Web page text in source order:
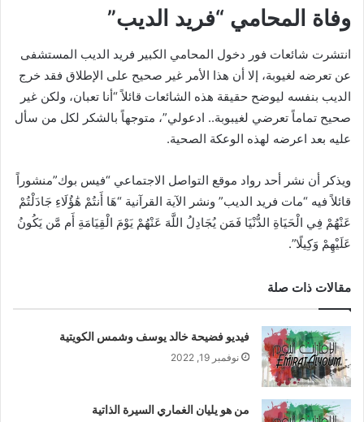
وفاة المحامي “فريد الديب”
انتشرت شائعات فور دخول المحامي الكبير فريد الديب المستشفى
عن تعرضه لغيوبة، إلا أن هذا الأمر غير صحيح على الإطلاق فقد خرج
الديب بنفسه ليوضح حقيقة هذه الشائعات قائلاً “أنا تعبان، ولكن غير
صحيح تماماً تعرضي لغيبوبة.. ادعولي”، متوجهاً بالشكر لكل من سأل
عليه بعد اعرضه لهذه الوعكة الصحية.
ويذكر أن نشر أحد رواد موقع التواصل الاجتماعي “فيس بوك”منشوراً
قائلاً فيه “مات فريد الديب” ونشر الآية القرآنية “هَا أَنتُمْ هَٰؤُلَاءِ جَادَلْتُمْ
عَنْهُمْ فِي الْحَيَاةِ الدُّنْيَا فَمَن يُجَادِلُ اللَّهَ عَنْهُمْ يَوْمَ الْقِيَامَةِ أَم مَّن يَكُونُ
عَلَيْهِمْ وَكِيلًا”.
مقالات ذات صلة
فيديو فضيحة خالد يوسف وشمس الكويتية
نوفمبر 19, 2022
من هو يليان الغماري السيرة الذاتية